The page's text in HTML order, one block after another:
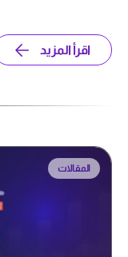
اقرأ المزيد
المقالات